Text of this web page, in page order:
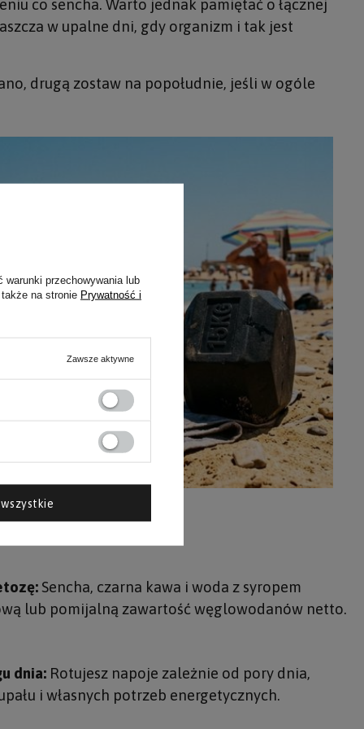
co sencha. Warto jednak pamiętać o łącznej
w upalne dni, gdy organizm i tak jest
drugą zostaw na popołudnie, jeśli w ogóle
Sencha, czarna kawa i woda z syropem
lub pomijalną zawartość węglowodanów netto.
dnia: Rotujesz napoje zależnie od pory dnia,
i własnych potrzeb energetycznych.
warunki przechowywania lub
na stronie Prywatność i
Zawsze aktywne